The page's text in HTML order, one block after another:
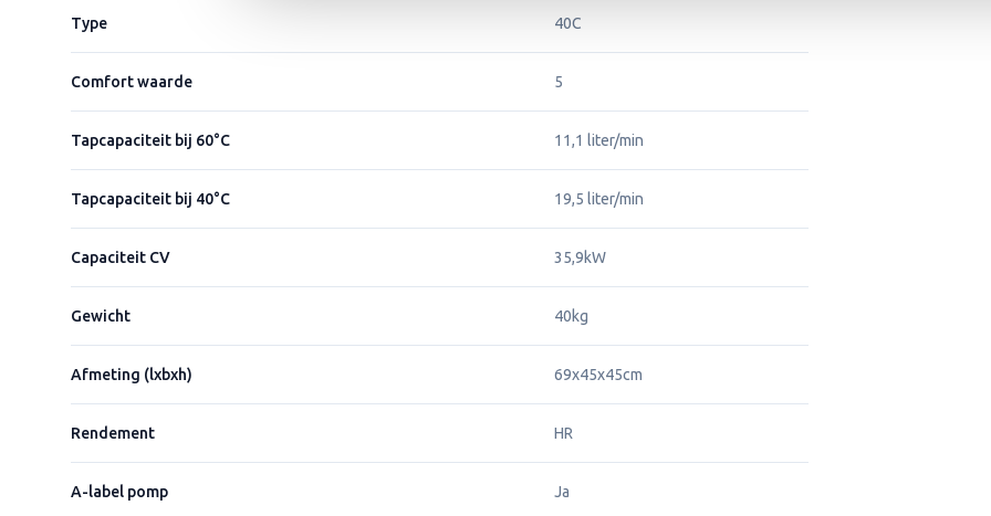
Type 40C
Comfort waarde 5
Tapcapaciteit bij 60°C 11,1 liter/min
Tapcapaciteit bij 40°C 19,5 liter/min
Capaciteit CV 35,9kW
Gewicht 40kg
Afmeting (lxbxh) 69x45x45cm
Rendement HR
A-label pomp Ja